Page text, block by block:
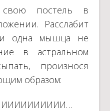
постель в
Расслабит
одна мышца не
в астральном
произнося
образом: